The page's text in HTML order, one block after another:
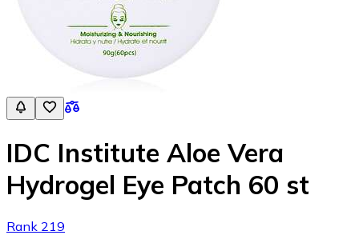
IDC Institute Aloe Vera
Hydrogel Eye Patch 60 st
Rank 219